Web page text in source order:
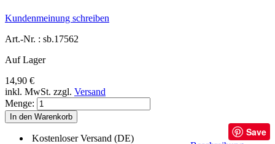
Kundenmeinung schreiben
Art.-Nr. : sb.17562
Auf Lager
14,90 €
inkl. MwSt. zzgl. Versand
Menge:
In den Warenkorb
Kostenloser Versand (DE)
Save